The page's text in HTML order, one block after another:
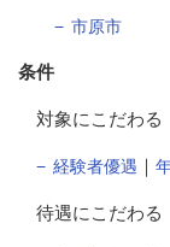
市原市
条件
対象にこだわる
経験者優遇 ｜
待遇にこだわる